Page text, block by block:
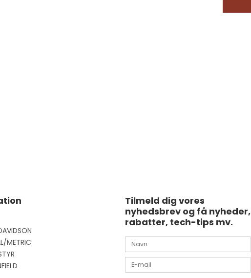
METRIC
Tilmeld dig vores
nyhedsbrev og få nyheder,
rabatter, tech-tips mv.